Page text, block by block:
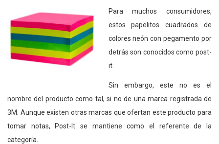
Para muchos consumidores,
estos papelitos cuadrados de
colores neón con pegamento por
detrás son conocidos como post-
it.
Sin embargo, este no es el
nombre del producto como tal, si no de una marca registrada de
3M. Aunque existen otras marcas que ofertan este producto para
tomar notas, Post-It se mantiene como el referente de la
categoría.